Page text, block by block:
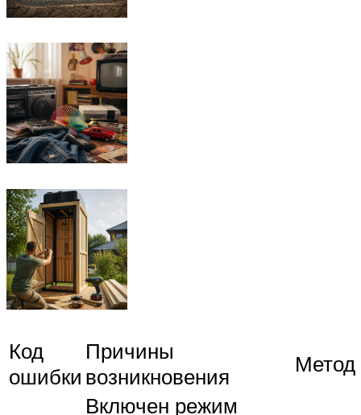
Код
ошибки
Причины
возникновения
Метод
Включен режим